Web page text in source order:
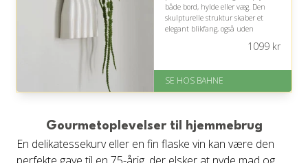
både bord, hylde eller væg. Den
skulpturelle struktur skaber et
elegant blikfang, også uden
På lager
Levering: 1-3 hverdage
på 4.3 ud af 5
1099kr
SE HOS BAHNE
Gourmetoplevelser til hjemmebrug
En delikatessekurv eller en fin flaske vin kan være den